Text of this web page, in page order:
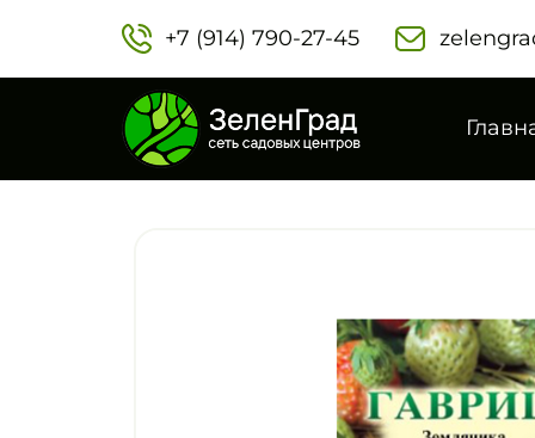
+7 (914) 790-27-45‬